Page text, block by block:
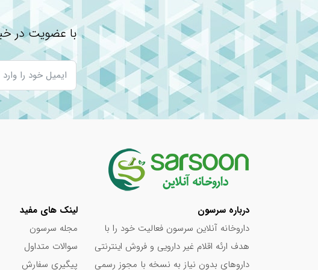
با عضویت در
درباره سرسون
داروخانه آنلاین سرسون فعالیت خود را با
هدف ارئه اقلام غیر دارویی و فروش اینترنتی
داروهای بدون نیاز به نسخه با مجوز رسمی
لینک های مفید
مجله سرسون
سوالات متداول
پیگیری سفارش